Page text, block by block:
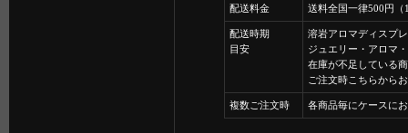
配送料金 送料全国一律500円
配送時期
目安
溶岩アロマディスプ
ジュエリー・アロマ
在庫が不足している
ご注文時こちらから
複数ご注文時 各商品毎にケースに